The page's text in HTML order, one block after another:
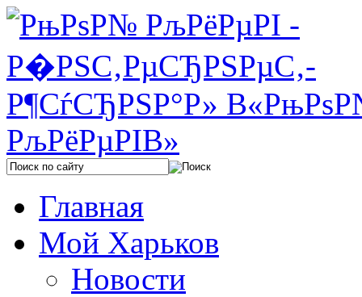
Главная
Мой Харьков
Новости